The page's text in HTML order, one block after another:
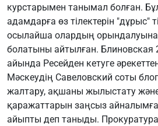
курстарымен танымал болған.
адамдарға өз тілектерін "дұрыс"
осылайша олардың орындалуына
болатыны айтылған. Блиновская
айында Ресейден кетуге
Мәскеудің Савеловский соты
жалтару, ақшаны жылыстату
қаражаттарын заңсыз
айыпты деп таныды.